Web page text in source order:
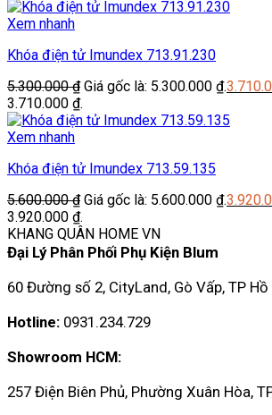
Xem nhanh
Khóa điện tử Imundex 713.91.230
5.300.000₫ Giá gốc là: 5.300.000 ₫.
3.710.000 ₫.
Xem nhanh
Khóa điện tử Imundex 713.59.135
5.600.000₫ Giá gốc là: 5.600.000 ₫.
3.920.000 ₫.
KHANG QUÂN HOME VN
Đại Lý Phân Phối Phụ Kiện Blum
60 Đường số 2, CityLand, Gò Vấp, TP
Hotline: 0931.234.729
Showroom HCM:
257 Điện Biên Phủ, Phường Xuân Hòa,